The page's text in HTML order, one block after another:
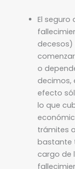
El seguro
decesos)
o
decimos,
efecto
lo que
trámites
bastante
cargo de